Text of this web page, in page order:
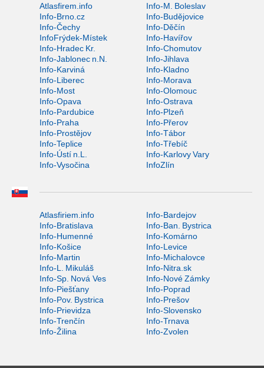
Atlasfirem.info
Info-M. Boleslav
Info-Brno.cz
Info-Budějovice
Info-Čechy
Info-Děčín
InfoFrýdek-Místek
Info-Havířov
Info-Hradec Kr.
Info-Chomutov
Info-Jablonec n.N.
Info-Jihlava
Info-Karviná
Info-Kladno
Info-Liberec
Info-Morava
Info-Most
Info-Olomouc
Info-Opava
Info-Ostrava
Info-Pardubice
Info-Plzeň
Info-Praha
Info-Přerov
Info-Prostějov
Info-Tábor
Info-Teplice
Info-Třebíč
Info-Ústí n.L.
Info-Karlovy Vary
Info-Vysočina
InfoZlín
Atlasfiriem.info
Info-Bardejov
Info-Bratislava
Info-Ban. Bystrica
Info-Humenné
Info-Komárno
Info-Košice
Info-Levice
Info-Martin
Info-Michalovce
Info-L. Mikuláš
Info-Nitra.sk
Info-Sp. Nová Ves
Info-Nové Zámky
Info-Piešťany
Info-Poprad
Info-Pov. Bystrica
Info-Prešov
Info-Prievidza
Info-Slovensko
Info-Trenčín
Info-Trnava
Info-Žilina
Info-Zvolen